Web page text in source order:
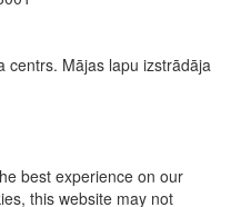
centrs. Mājas lapu izstrādāja
best experience on our
this website may not